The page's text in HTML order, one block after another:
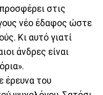
στις
νέο έδαφος ώστε
Κι αυτό γιατί
άνδρες είναι
έρευνα του